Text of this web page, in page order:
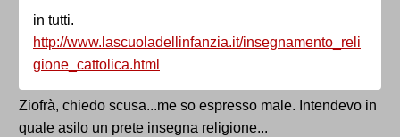
in tutti.
http://www.lascuoladellinfanzia.it/insegnamento_reli
gione_cattolica.html
Ziofrà, chiedo scusa...me so espresso male. Intendevo in
quale asilo un prete insegna religione...